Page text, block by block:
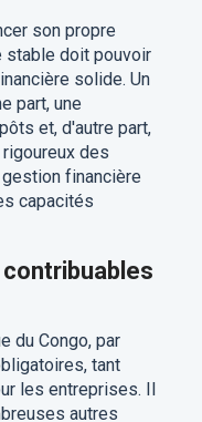
son propre
stable doit pouvoir
solide. Un
part, une
et, d'autre part,
des
financière
capacités
du Congo, par
tant
les entreprises. Il
autres